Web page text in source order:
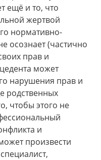
ещё и то, что
жертвой
нормативно-
осознает (частично
прав и
может
нарушения прав и
родственных
чтобы этого не
и
произвести